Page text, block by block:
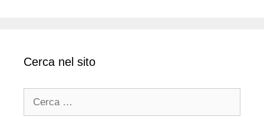
Cerca nel sito